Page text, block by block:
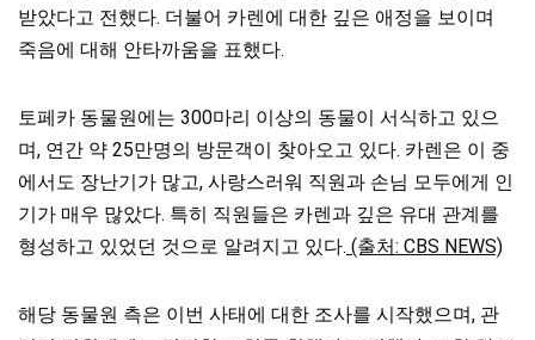
받았다고 전했다. 더불어 카렌에 대한 깊은 애정을 보이며
죽음에 대해 안타까움을 표했다.
토페카 동물원에는 300마리 이상의 동물이 서식하고 있으
며, 연간 약 25만명의 방문객이 찾아오고 있다. 카렌은 이 중
에서도 장난기가 많고, 사랑스러워 직원과 손님 모두에게 인
기가 매우 많았다. 특히 직원들은 카렌과 깊은 유대 관계를
형성하고 있었던 것으로 알려지고 있다. (출처: CBS NEWS)
해당 동물원 측은 이번 사태에 대한 조사를 시작했으며, 관